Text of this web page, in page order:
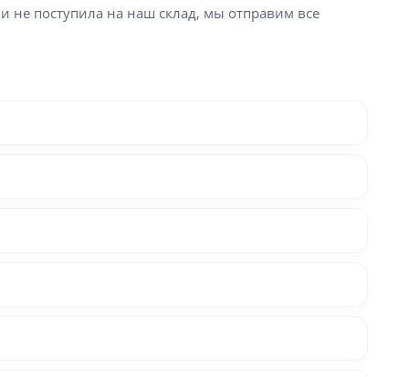
не поступила на наш склад, мы отправим все